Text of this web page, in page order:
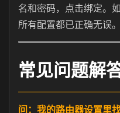
名和密码，点击绑定。
所有配置都已正确无误。
常见问题解
问：我的路由器设置里